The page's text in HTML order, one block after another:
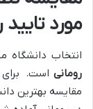
مورد تایید
انتخاب دانشگاه
رومانی است.
مقایسه بهترین